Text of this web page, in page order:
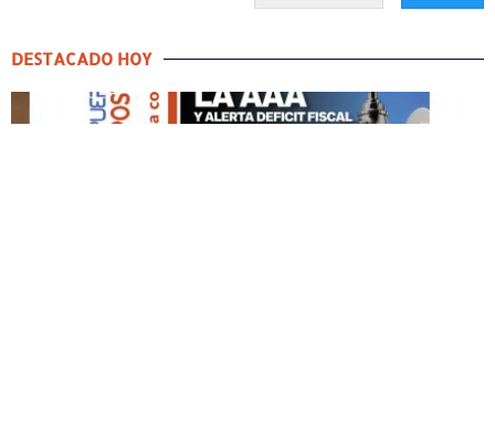
DESTACADO HOY